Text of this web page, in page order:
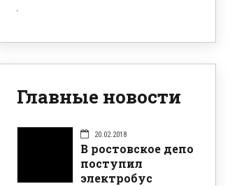
Главные новости
20.02.2018
В ростовское депо
поступил
электробус